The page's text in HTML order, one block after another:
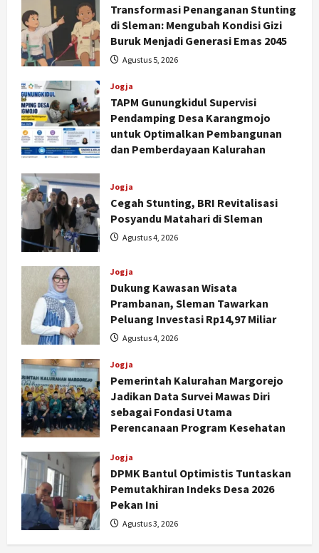
Transformasi Penanganan Stunting
di Sleman: Mengubah Kondisi Gizi
Buruk Menjadi Generasi Emas 2045
Agustus 5, 2026
Jogja
TAPM Gunungkidul Supervisi
Pendamping Desa Karangmojo
untuk Optimalkan Pembangunan
dan Pemberdayaan Kalurahan
Jogja
Cegah Stunting, BRI Revitalisasi
Posyandu Matahari di Sleman
Agustus 4, 2026
Jogja
Dukung Kawasan Wisata
Prambanan, Sleman Tawarkan
Peluang Investasi Rp14,97 Miliar
Agustus 4, 2026
Jogja
Pemerintah Kalurahan Margorejo
Jadikan Data Survei Mawas Diri
sebagai Fondasi Utama
Perencanaan Program Kesehatan
Jogja
DPMK Bantul Optimistis Tuntaskan
Pemutakhiran Indeks Desa 2026
Pekan Ini
Agustus 3, 2026
Nasional